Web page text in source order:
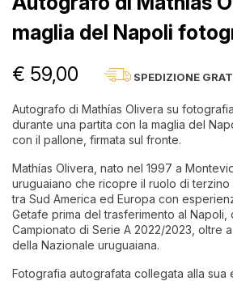
maglia del Napoli
€ 59,00 SPEDIZIONE
Autografo di Mathías Olivera su
durante una partita con la maglia del
con il pallone, firmata sul fronte.
Mathías Olivera, nato nel 1997 a
uruguaiano che ricopre il ruolo di terzino
tra Sud America ed Europa con
Getafe prima del trasferimento al Napoli,
Campionato di Serie A 2022/2023, oltre
della Nazionale uruguaiana.
Fotografia autografata collegata alla sua